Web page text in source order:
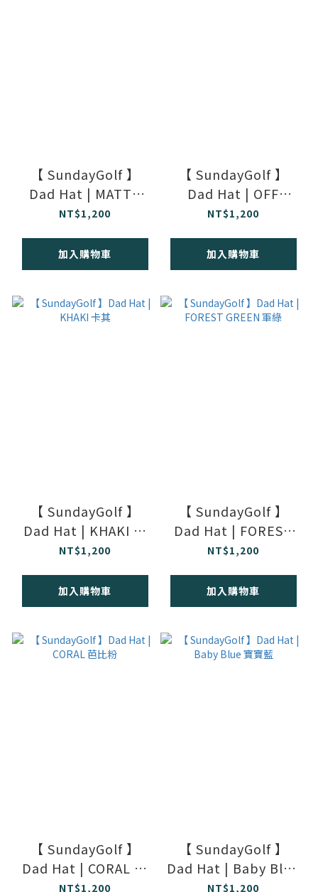
【 SundayGolf 】
Dad Hat | MATTE
BLACK 黑
NT$1,200
加入購物車
【 SundayGolf 】
Dad Hat | OFF
WHITE 白
NT$1,200
加入購物車
【 SundayGolf 】
Dad Hat | KHAKI 卡
其
NT$1,200
加入購物車
【 SundayGolf 】
Dad Hat | FOREST
GREEN 軍綠
NT$1,200
加入購物車
【 SundayGolf 】
Dad Hat | CORAL 芭
比粉
NT$1,200
【 SundayGolf 】
Dad Hat | Baby Blue
寶寶藍
NT$1,200